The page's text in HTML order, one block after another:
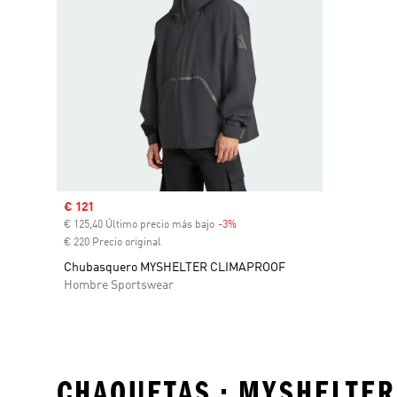
Precio de venta
€ 121
€ 125,40 Último precio más bajo -3%
€ 220 Precio original
Chubasquero MYSHELTER CLIMAPROOF
Hombre Sportswear